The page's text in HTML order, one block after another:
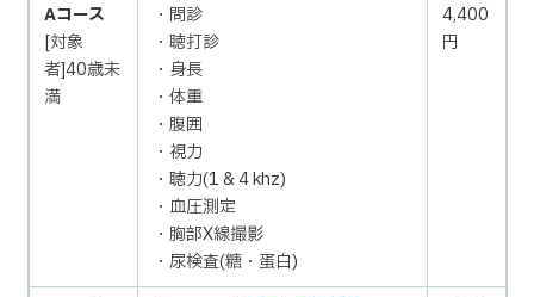
Aコース
[対象
者]40歳未
満
・問診
・聴打診
・身長
・体重
・腹囲
・視力
・聴力(1 & 4 khz)
・血圧測定
・胸部X線撮影
・尿検査(糖・蛋白)
4,400
円